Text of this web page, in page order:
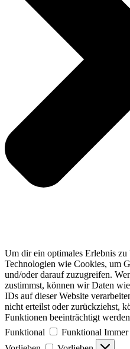
Um dir ein optimales Erlebnis
Technologien wie Cookies, um
und/oder darauf zuzugreifen.
zustimmst, können wir Daten
IDs auf dieser Website
nicht erteilst oder zurückziehst,
Funktionen beeinträchtigt
Funktional
Funktional